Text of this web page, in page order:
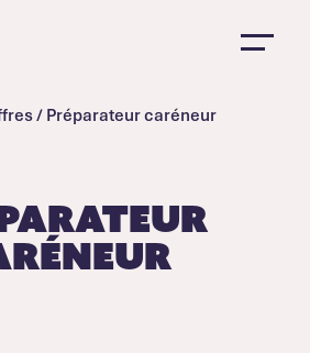
/ Préparateur caréneur